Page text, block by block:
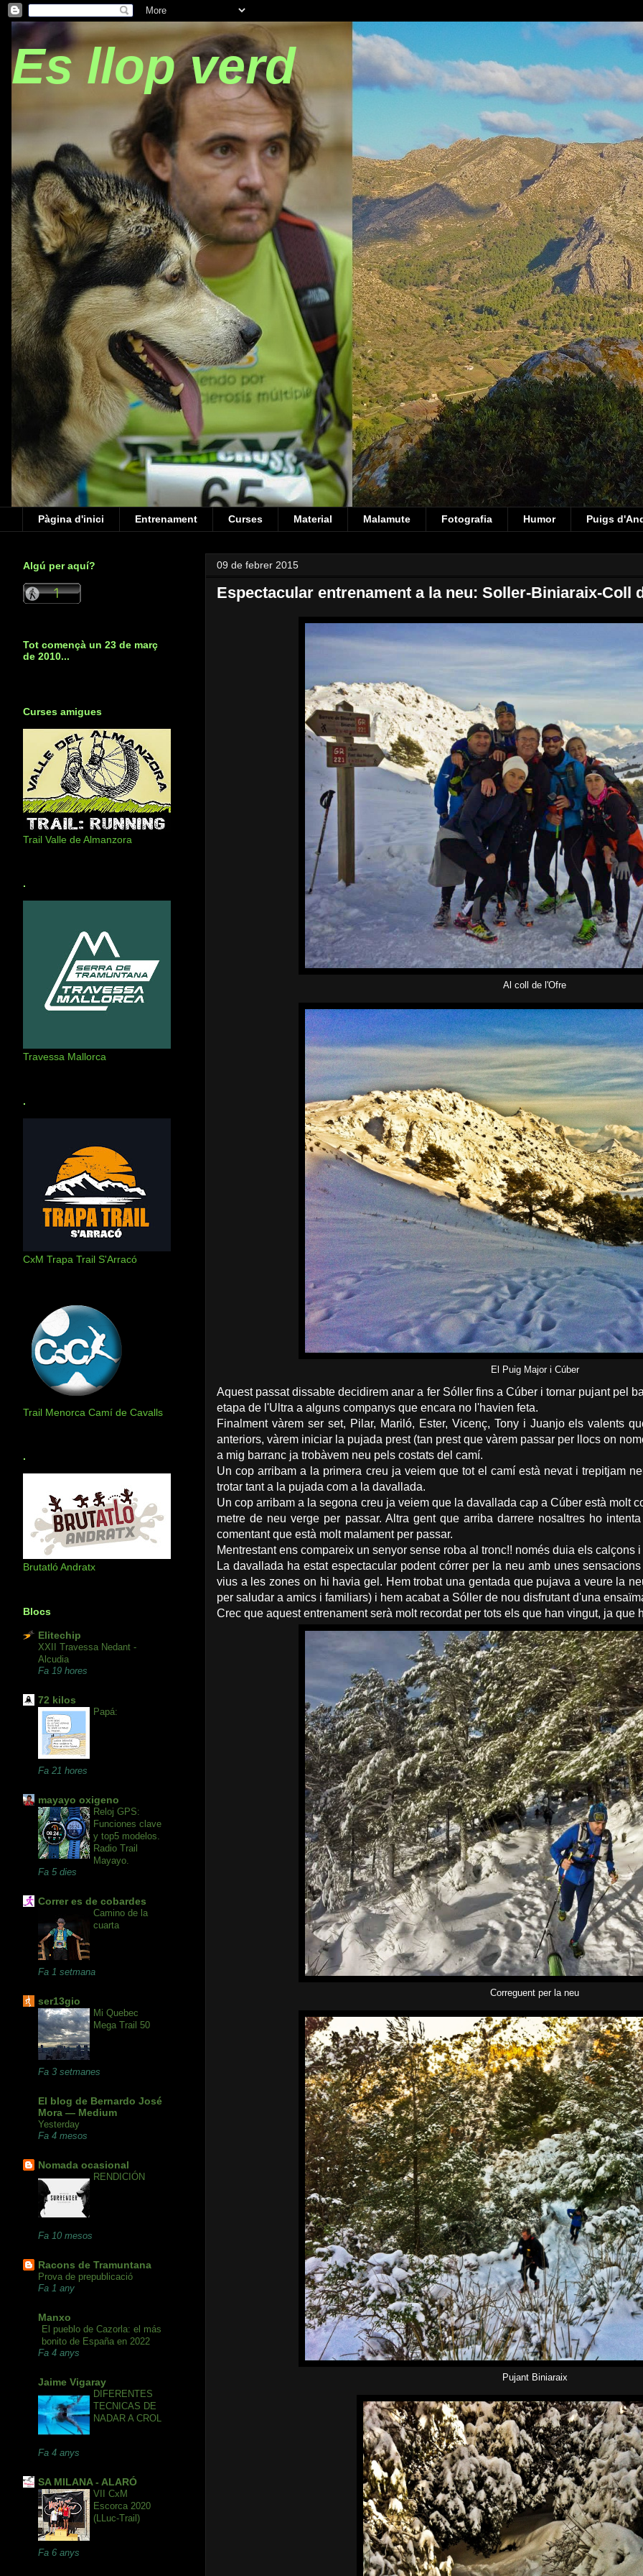
Es llop verd
Pàgina d'inici Entrenament Curses Material Malamute Fotografia Humor Puigs
09 de febrer 2015
Espectacular entrenament a la neu: Soller-Biniaraix-Coll
Al coll de l'Ofre
El Puig Major i Cúber
Aquest passat dissabte decidirem anar a fer Sóller fins a Cúber i tornar pujant pel
etapa de l'Ultra a alguns companys que encara no l'havien feta.
Finalment vàrem ser set, Pilar, Mariló, Ester, Vicenç, Tony i Juanjo els valents
anteriors, vàrem iniciar la pujada prest (tan prest que vàrem passar per llocs on
a mig barranc ja trobàvem neu pels costats del camí.
Un cop arribam a la primera creu ja veiem que tot el camí està nevat i trepitjam
trotar tant a la pujada com a la davallada.
Un cop arribam a la segona creu ja veiem que la davallada cap a Cúber està molt
metre de neu verge per passar. Altra gent que arriba darrere nosaltres ho
comentant que està molt malament per passar.
Mentrestant ens compareix un senyor sense roba al tronc!! només duia els calçons
La davallada ha estat espectacular podent córrer per la neu amb unes
vius a les zones on hi havia gel. Hem trobat una gentada que pujava a veure la
per saludar a amics i familiars) i hem acabat a Sóller de nou disfrutant d'una
Crec que aquest entrenament serà molt recordat per tots els que han vingut, ja que
Correguent per la neu
Pujant Biniaraix
Algú per aquí?
Tot començà un 23 de març
de 2010...
Curses amigues
Trail Valle de Almanzora
.
Travessa Mallorca
.
CxM Trapa Trail S'Arracó
Trail Menorca Camí de Cavalls
.
Brutatló Andratx
Blocs
Elitechip
XXII Travessa Nedant -
Alcudia
Fa 19 hores
72 kilos
Papá:
Fa 21 hores
mayayo oxigeno
Reloj GPS:
Funciones clave
y top5 modelos.
Radio Trail
Mayayo.
Fa 5 dies
Correr es de cobardes
Camino de la
cuarta
Fa 1 setmana
ser13gio
Mi Quebec
Mega Trail 50
Fa 3 setmanes
El blog de Bernardo José
Mora — Medium
Yesterday
Fa 4 mesos
Nomada ocasional
RENDICIÓN
Fa 10 mesos
Racons de Tramuntana
Prova de prepublicació
Fa 1 any
Manxo
El pueblo de Cazorla: el más
bonito de España en 2022
Fa 4 anys
Jaime Vigaray
DIFERENTES
TECNICAS DE
NADAR A CROL
Fa 4 anys
SA MILANA - ALARÓ
VII CxM
Escorca 2020
(LLuc-Trail)
Fa 6 anys